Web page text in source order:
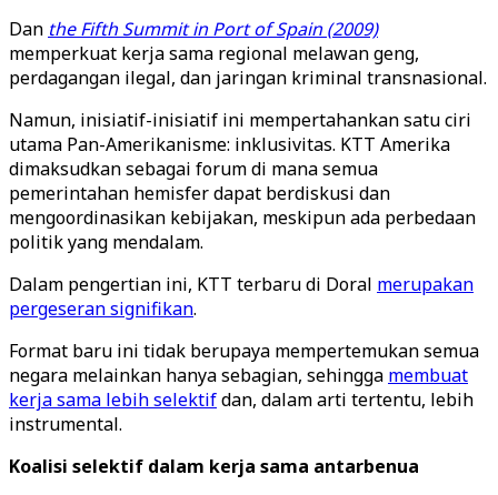
Dan the Fifth Summit in Port of Spain (2009)
memperkuat kerja sama regional melawan geng,
perdagangan ilegal, dan jaringan kriminal transnasional.
Namun, inisiatif-inisiatif ini mempertahankan satu ciri
utama Pan-Amerikanisme: inklusivitas. KTT Amerika
dimaksudkan sebagai forum di mana semua
pemerintahan hemisfer dapat berdiskusi dan
mengoordinasikan kebijakan, meskipun ada perbedaan
politik yang mendalam.
Dalam pengertian ini, KTT terbaru di Doral merupakan
pergeseran signifikan.
Format baru ini tidak berupaya mempertemukan semua
negara melainkan hanya sebagian, sehingga membuat
kerja sama lebih selektifdan, dalam arti tertentu, lebih
instrumental.
Koalisi selektif dalam kerja sama antarbenua